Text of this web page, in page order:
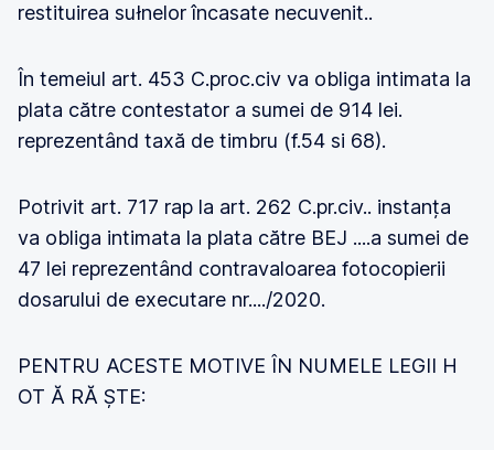
restituirea sułnelor încasate necuvenit..
În temeiul art. 453 C.proc.civ va obliga intimata la
plata către contestator a sumei de 914 lei.
reprezentând taxă de timbru (f.54 si 68).
Potrivit art. 717 rap la art. 262 C.pr.civ.. instanța
va obliga intimata la plata către BEJ ....a sumei de
47 lei reprezentând contravaloarea fotocopierii
dosarului de executare nr..../2020.
PENTRU ACESTE MOTIVE ÎN NUMELE LEGII H
OT Ă RĂ ȘTE: